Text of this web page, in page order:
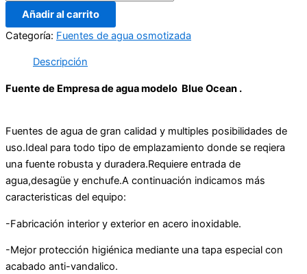
Añadir al carrito
Categoría: Fuentes de agua osmotizada
Descripción
Fuente de Empresa de agua modelo Blue Ocean .
Fuentes de agua de gran calidad y multiples posibilidades de
uso.Ideal para todo tipo de emplazamiento donde se reqiera
una fuente robusta y duradera.Requiere entrada de
agua,desagüe y enchufe.A continuación indicamos más
caracteristicas del equipo:
-Fabricación interior y exterior en acero inoxidable.
-Mejor protección higiénica mediante una tapa especial con
acabado anti-vandalico.